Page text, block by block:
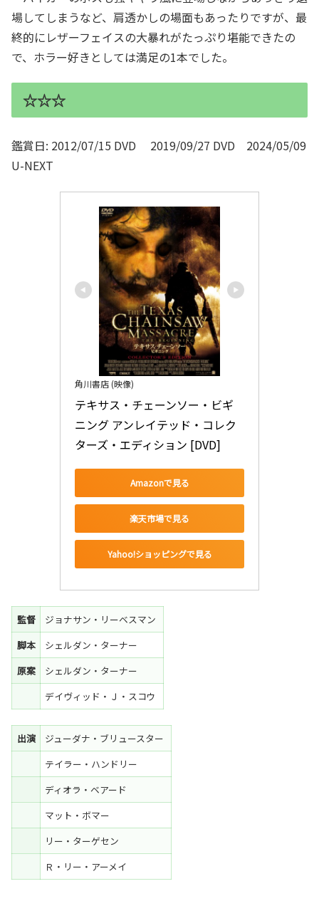
場してしまうなど、肩透かしの場面もあったりですが、最
終的にレザーフェイスの大暴れがたっぷり堪能できたの
で、ホラー好きとしては満足の1本でした。
☆☆☆
鑑賞日: 2012/07/15 DVD 2019/09/27 DVD 2024/05/09
U-NEXT
角川書店 (映像)
テキサス・チェーンソー・ビギ
ニング アンレイテッド・コレク
ターズ・エディション [DVD]
Amazonで見る
楽天市場で見る
Yahoo!ショッピングで見る
監督
ジョナサン・リーベスマン
脚本
シェルダン・ターナー
原案
シェルダン・ターナー
デイヴィッド・Ｊ・スコウ
出演
ジューダナ・ブリュースター
テイラー・ハンドリー
ディオラ・ベアード
マット・ボマー
リー・ターゲセン
Ｒ・リー・アーメイ